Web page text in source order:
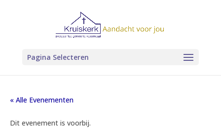
Pagina Selecteren
« Alle Evenementen
Dit evenement is voorbij.